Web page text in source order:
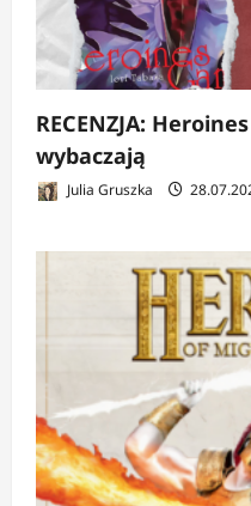
RECENZJA:
wybaczają
Julia Gruszka